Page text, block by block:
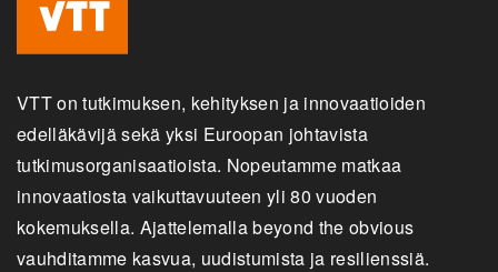
VTT on tutkimuksen, kehityksen ja innovaatioiden
edelläkävijä sekä yksi Euroopan johtavista
tutkimusorganisaatioista. Nopeutamme matkaa
innovaatiosta vaikuttavuuteen yli 80 vuoden
kokemuksella. Ajattelemalla beyond the obvious
vauhditamme kasvua, uudistumista ja resilienssiä.